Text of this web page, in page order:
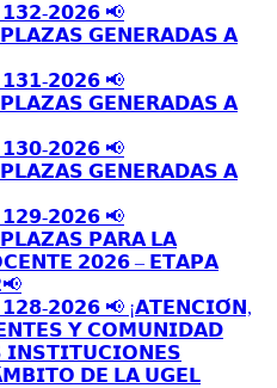
𝟮𝟬𝟮𝟲 📢
𝗚𝗘𝗡𝗘𝗥𝗔𝗗𝗔𝗦 𝗔
𝟮𝟬𝟮𝟲 📢
𝗚𝗘𝗡𝗘𝗥𝗔𝗗𝗔𝗦 𝗔
𝟮𝟬𝟮𝟲 📢
𝗚𝗘𝗡𝗘𝗥𝗔𝗗𝗔𝗦 𝗔
𝟮𝟬𝟮𝟲 📢
𝗣𝗔𝗥𝗔 𝗟𝗔
𝟮𝟬𝟮𝟲 – 𝗘𝗧𝗔𝗣𝗔
𝟮𝟬𝟮𝟲 📢 ¡𝗔𝗧𝗘𝗡𝗖𝗜𝗢́𝗡,
𝗬 𝗖𝗢𝗠𝗨𝗡𝗜𝗗𝗔𝗗
𝗜𝗡𝗦𝗧𝗜𝗧𝗨𝗖𝗜𝗢𝗡𝗘𝗦
𝗗𝗘 𝗟𝗔 𝗨𝗚𝗘𝗟